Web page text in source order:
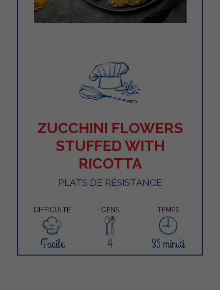
ZUCCHINI FLOWERS
STUFFED WITH
RICOTTA
PLATS DE RÉSISTANCE
DIFFICULTÉ GENS TEMPS
Facile 4 35 minuti